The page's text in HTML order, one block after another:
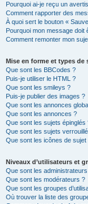
Pourquoi ai-je reçu un
Comment rapporter des
À quoi sert le bouton «
Pourquoi mon message doit
Comment remonter mon
Mise en forme et types de
Que sont les BBCodes ?
Puis-je utiliser le HTML ?
Que sont les smileys ?
Puis-je publier des images ?
Que sont les annonces
Que sont les annonces ?
Que sont les sujets épinglés
Que sont les sujets
Que sont les icônes de sujet
Niveaux d’utilisateurs et
Que sont les
Que sont les modérateurs ?
Que sont les groupes
Où trouver la liste des